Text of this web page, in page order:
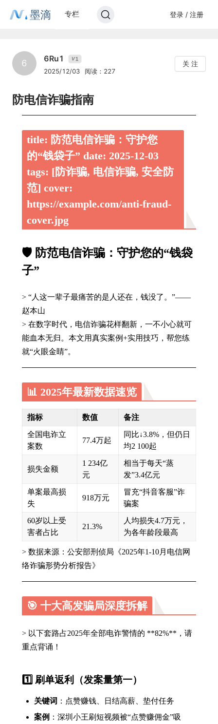
墨滴 专栏 登录 / 注册
6 6Ru1 V1
2025/12/03 阅读：227
关 注
防电信诈骗指南
title: 防范电信诈骗：守护您
的“钱袋子” date: 2025-12-03
tags: [防诈骗, 电信诈骗, 安全防
范] cover:
https://example.com/anti-fraud-
cover.jpg
🛡️ 防范电信诈骗：守护您的“钱袋
子”
> “人这一辈子最痛苦的是人还在，钱没了。”——
赵本山
> 在数字时代，电信诈骗花样翻新，一不小心就可
能血本无归。本文用真实案例+实用技巧，帮您练
就“火眼金睛”。
📊 2025年最新数据速览
指标 数值 备注
全国电诈立
案数
77.4万起
同比↓3.8%，但仍日
均2 100起
损失金额
1 234亿
元
相当于每天“蒸
发”3.4亿元
单案最高损
失
918万元
冒充“抖音客服”诈
骗案
60岁以上受
害者占比
21.3%
人均损失4.7万元，
为各年龄段最高
> 数据来源：公安部刑侦局《2025年1-10月电信网
络诈骗形势分析报告》
🎯 十大高发骗局深度拆解
> 以下套路占2025年全部电诈警情的 **82%**，请
重点背诵！
1️⃣ 刷单返利（发案量第一）
关键词 ：点赞赚钱、日结高薪、垫付任务
案例 ：深圳小王刷短视频被“点赞赚佣金”吸